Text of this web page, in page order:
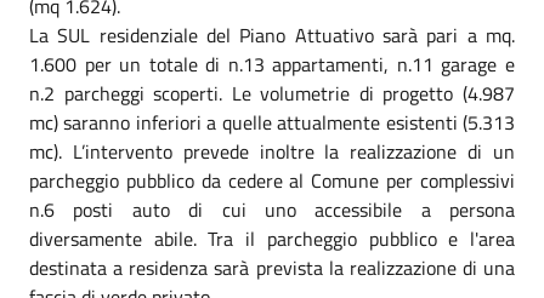
La SUL residenziale del Piano Attuativo sarà pari a mq.
1.600 per un totale di n.13 appartamenti, n.11 garage e
n.2 parcheggi scoperti. Le volumetrie di progetto (4.987
mc) saranno inferiori a quelle attualmente esistenti (5.313
mc). L’intervento prevede inoltre la realizzazione di un
parcheggio pubblico da cedere al Comune per complessivi
n.6 posti auto di cui uno accessibile a persona
diversamente abile. Tra il parcheggio pubblico e l'area
destinata a residenza sarà prevista la realizzazione di una